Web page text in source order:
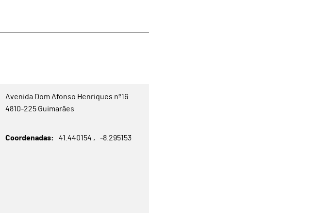
Avenida Dom Afonso Henriques nº16
4810-225 Guimarães
Coordenadas 41.440154 -8.295153